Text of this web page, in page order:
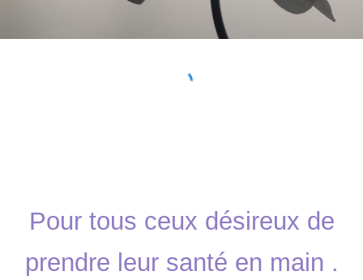
Pour tous ceux désireux de
prendre leur santé en main .